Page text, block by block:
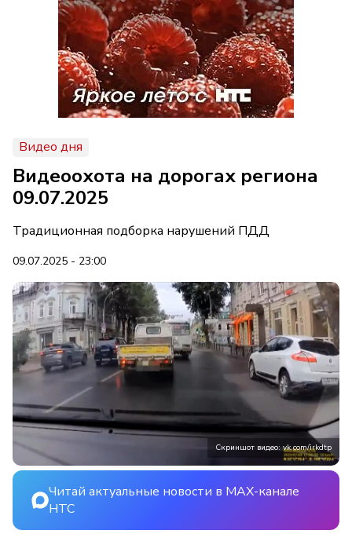
Видео дня
Видеоохота на дорогах региона
09.07.2025
Традиционная подборка нарушений ПДД
09.07.2025 - 23:00
Скриншот видео: vk.com/irkdtp
Читай актуальные новости в MAX-канале
НТС